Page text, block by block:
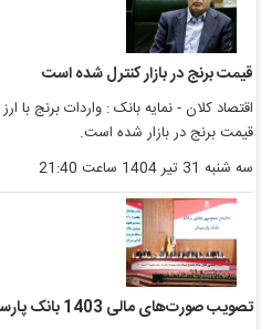
قیمت برنج در بازار کنترل شده است
اقتصاد کلان - نمایه بانک : واردات برنج با
قیمت برنج در بازار شده است.
سه شنبه 31 تیر 1404 ساعت 21:40
تصویب صورت‌های مالی 1403 بانک پارسیان با تائید سهامداران